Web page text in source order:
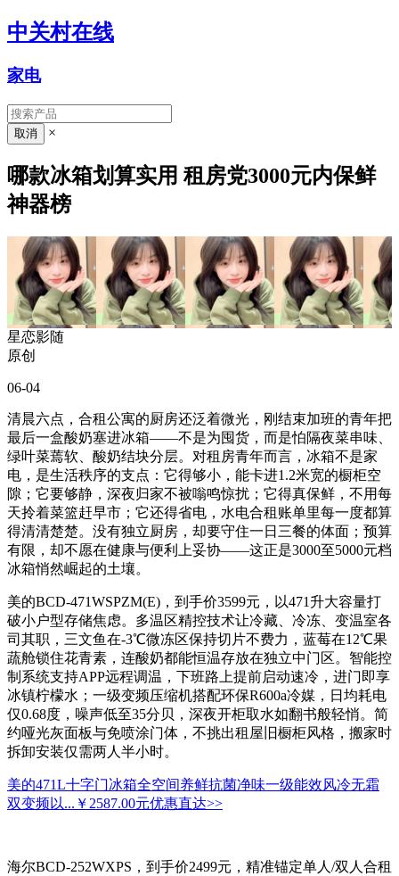
中关村在线
家电
×
哪款冰箱划算实用 租房党3000元内保鲜
神器榜
星恋影随
原创
06-04
清晨六点，合租公寓的厨房还泛着微光，刚结束加班的青年把
最后一盒酸奶塞进冰箱——不是为囤货，而是怕隔夜菜串味、
绿叶菜蔫软、酸奶结块分层。对租房青年而言，冰箱不是家
电，是生活秩序的支点：它得够小，能卡进1.2米宽的橱柜空
隙；它要够静，深夜归家不被嗡鸣惊扰；它得真保鲜，不用每
天拎着菜篮赶早市；它还得省电，水电合租账单里每一度都算
得清清楚楚。没有独立厨房，却要守住一日三餐的体面；预算
有限，却不愿在健康与便利上妥协——这正是3000至5000元档
冰箱悄然崛起的土壤。
美的BCD-471WSPZM(E)，到手价3599元，以471升大容量打
破小户型存储焦虑。多温区精控技术让冷藏、冷冻、变温室各
司其职，三文鱼在-3℃微冻区保持切片不费力，蓝莓在12℃果
蔬舱锁住花青素，连酸奶都能恒温存放在独立中门区。智能控
制系统支持APP远程调温，下班路上提前启动速冷，进门即享
冰镇柠檬水；一级变频压缩机搭配环保R600a冷媒，日均耗电
仅0.68度，噪声低至35分贝，深夜开柜取水如翻书般轻悄。简
约哑光灰面板与免喷涂门体，不挑出租屋旧橱柜风格，搬家时
拆卸安装仅需两人半小时。
美的471L十字门冰箱全空间养鲜抗菌净味一级能效风冷无霜
双变频以... ￥2587.00元优惠直达>>
海尔BCD-252WXPS，到手价2499元，精准锚定单人/双人合租